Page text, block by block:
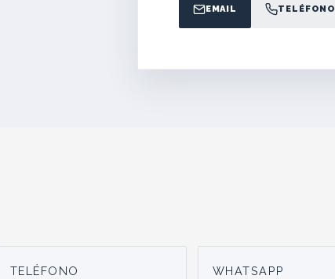
EMAIL TELÉFONO
TELÉFONO WHATSAPP